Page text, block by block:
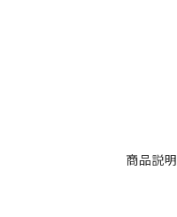
商品説明